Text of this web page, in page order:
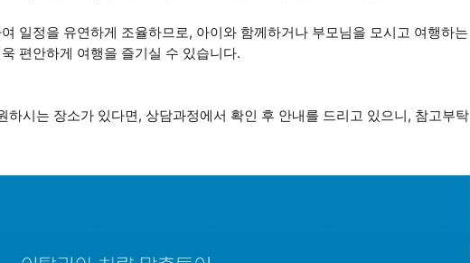
일정을 유연하게 조율하므로, 아이와 함께하거나 부모님을 모시고 여행하는
편안하게 여행을 즐기실 수 있습니다.
하시는 장소가 있다면, 상담과정에서 확인 후 안내를 드리고 있으니, 참고부탁